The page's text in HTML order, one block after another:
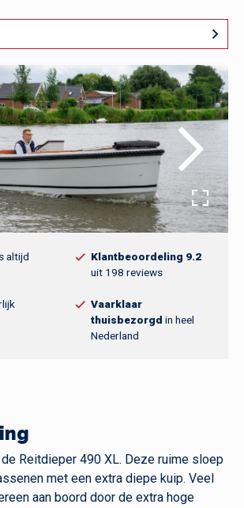
altijd
Klantbeoordeling 9.2
uit 198 reviews
Vaarklaar
thuisbezorgd in heel
Nederland
Reitdieper 490 XL. Deze ruime sloep
met een extra diepe kuip. Veel
aan boord door de extra hoge